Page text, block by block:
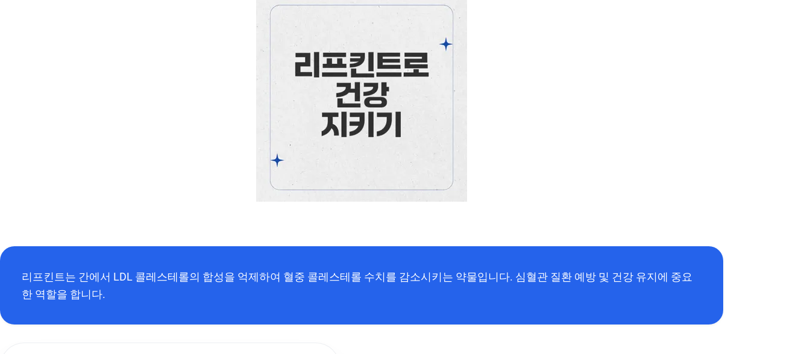
리프킨트는 간에서 LDL 콜레스테롤의 합성을 억제하여 혈중 콜레스테롤 수치를 감소시키는 약물입니다. 심혈관 질환 예방 및 건강 유지에 중요
한 역할을 합니다.